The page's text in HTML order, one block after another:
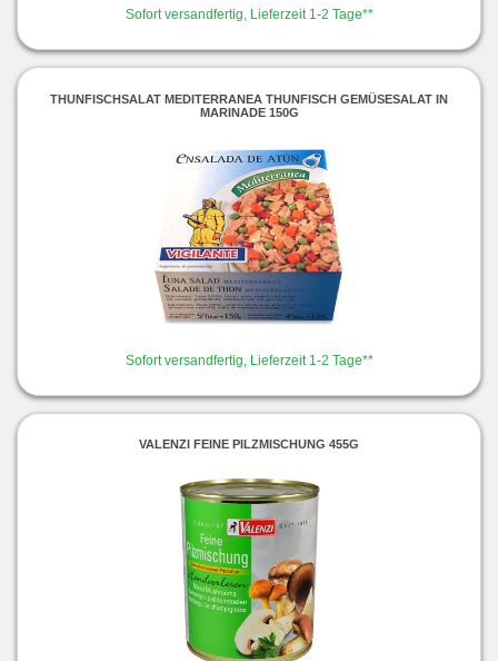
Sofort versandfertig, Lieferzeit 1-2 Tage**
THUNFISCHSALAT MEDITERRANEA THUNFISCH GEMÜSESALAT IN
MARINADE 150G
Sofort versandfertig, Lieferzeit 1-2 Tage**
VALENZI FEINE PILZMISCHUNG 455G